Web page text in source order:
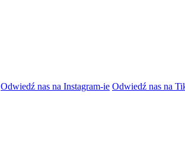
Odwiedź nas na Instagram-ie Odwiedź nas na